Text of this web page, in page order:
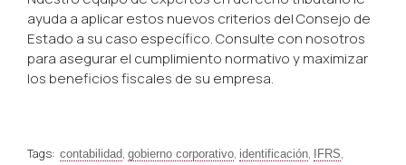
ayuda a aplicar estos nuevos criterios del Consejo de
Estado a su caso específico. Consulte con nosotros
para asegurar el cumplimiento normativo y maximizar
los beneficios fiscales de su empresa.
Tags: contabilidad, gobierno corporativo, identificación, IFRS,